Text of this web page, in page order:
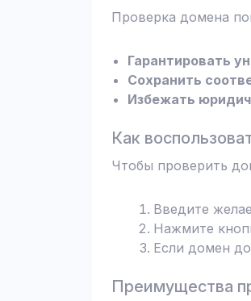
Проверка домена
Гарантировать
Сохранить
Избежать
Как
Чтобы проверить
Введите
Нажмите
Если домен
Преимущества